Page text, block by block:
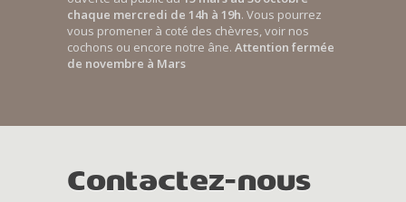
chaque mercredi de 14h à 19h. Vous pourrez
vous promener à coté des chèvres, voir nos
cochons ou encore notre âne. Attention fermée
de novembre à Mars
Contactez-nous